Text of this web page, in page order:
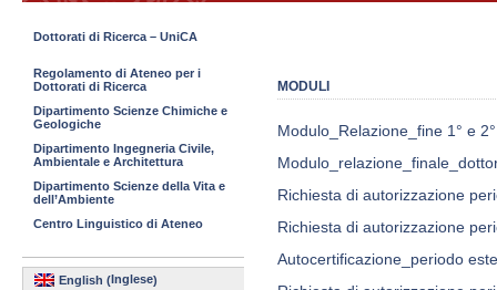
MODULI
Modulo_Relazione_fine 1° e
Richiesta di autorizzazione
Richiesta di autorizzazione
Autocertificazione_periodo
Dottorati di Ricerca – UniCA
Regolamento di Ateneo per i
Dottorati di Ricerca
Dipartimento Scienze Chimiche e
Geologiche
Dipartimento Ingegneria Civile,
Ambientale e Architettura
Dipartimento Scienze della Vita e
dell’Ambiente
Centro Linguistico di Ateneo
English ( Inglese)